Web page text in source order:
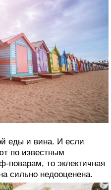
еды и вина. И если
по известным
поварам, то эклектичная
сильно недооценена.